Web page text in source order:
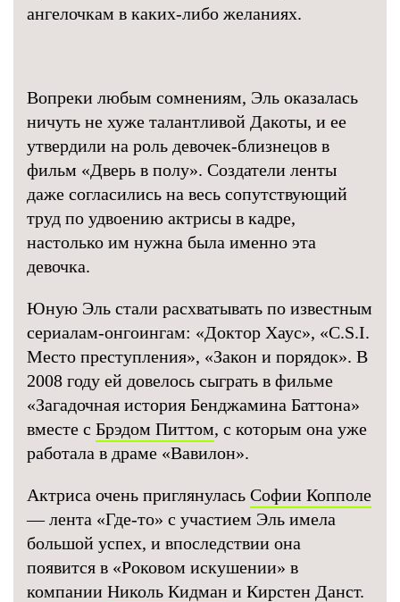
ангелочкам в каких-либо желаниях.
Вопреки любым сомнениям, Эль оказалась
ничуть не хуже талантливой Дакоты, и ее
утвердили на роль девочек-близнецов в
фильм «Дверь в полу». Создатели ленты
даже согласились на весь сопутствующий
труд по удвоению актрисы в кадре,
настолько им нужна была именно эта
девочка.
Юную Эль стали расхватывать по известным
сериалам-онгоингам: «Доктор Хаус», «C.S.I.
Место преступления», «Закон и порядок». В
2008 году ей довелось сыграть в фильме
«Загадочная история Бенджамина Баттона»
вместе с Брэдом Питтом, с которым она уже
работала в драме «Вавилон».
Актриса очень приглянулась Софии Копполе
— лента «Где-то» с участием Эль имела
большой успех, и впоследствии она
появится в «Роковом искушении» в
компании Николь Кидман и Кирстен Данст.